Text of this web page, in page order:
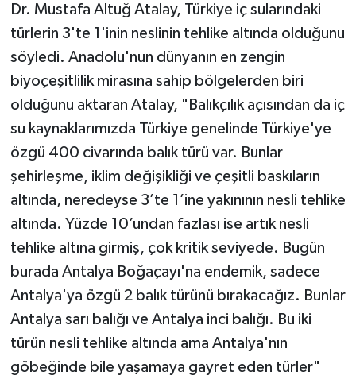
Dr. Mustafa Altuğ Atalay, Türkiye iç sularındaki
türlerin 3'te 1'inin neslinin tehlike altında olduğunu
söyledi. Anadolu'nun dünyanın en zengin
biyoçeşitlilik mirasına sahip bölgelerden biri
olduğunu aktaran Atalay, "Balıkçılık açısından da iç
su kaynaklarımızda Türkiye genelinde Türkiye'ye
özgü 400 civarında balık türü var. Bunlar
şehirleşme, iklim değişikliği ve çeşitli baskıların
altında, neredeyse 3’te 1’ine yakınının nesli tehlike
altında. Yüzde 10’undan fazlası ise artık nesli
tehlike altına girmiş, çok kritik seviyede. Bugün
burada Antalya Boğaçayı'na endemik, sadece
Antalya'ya özgü 2 balık türünü bırakacağız. Bunlar
Antalya sarı balığı ve Antalya inci balığı. Bu iki
türün nesli tehlike altında ama Antalya'nın
göbeğinde bile yaşamaya gayret eden türler"